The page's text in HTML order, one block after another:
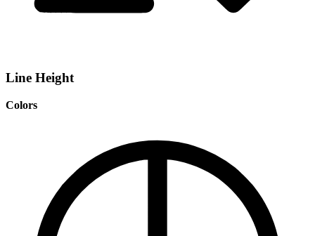
Line Height
Colors